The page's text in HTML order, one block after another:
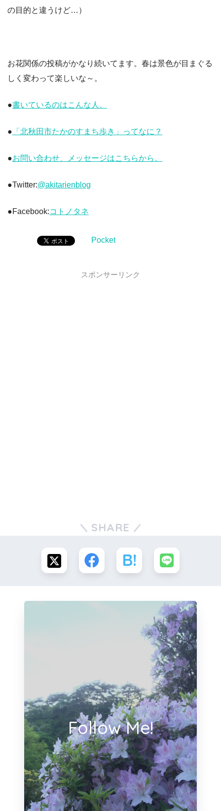
の目的と違うけど…）
お花関係の投稿がかなり続いてます。春は景色が目まぐる
しく変わって楽しいな～。
●書いているのはこんな人。
● 「北秋田市たかのすまち歩き」ってなに？
●お問い合わせ、メッセージはこちらから。
●Twitter:@akitarienblog
●Facebook:コトノタネ
Pocket
スポンサーリンク
SHARE
Follow Me!